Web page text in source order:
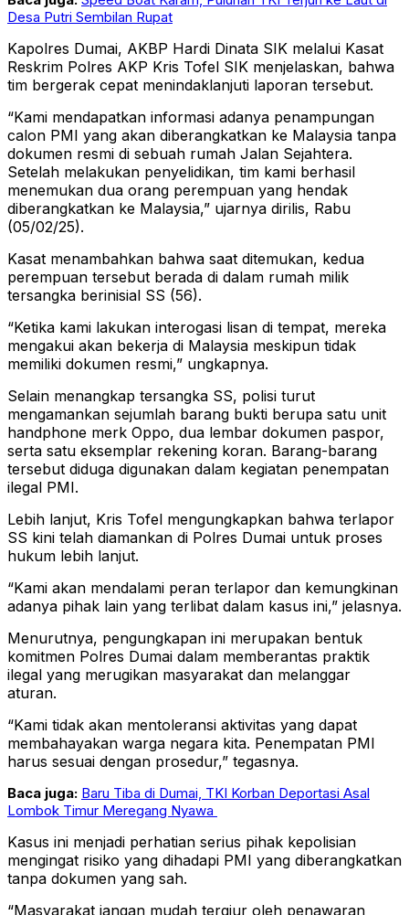
Desa Putri Sembilan Rupat
Kapolres Dumai, AKBP Hardi Dinata SIK melalui Kasat
Reskrim Polres AKP Kris Tofel SIK menjelaskan, bahwa
tim bergerak cepat menindaklanjuti laporan tersebut.
“Kami mendapatkan informasi adanya penampungan
calon PMI yang akan diberangkatkan ke Malaysia tanpa
dokumen resmi di sebuah rumah Jalan Sejahtera.
Setelah melakukan penyelidikan, tim kami berhasil
menemukan dua orang perempuan yang hendak
diberangkatkan ke Malaysia,” ujarnya dirilis, Rabu
(05/02/25).
Kasat menambahkan bahwa saat ditemukan, kedua
perempuan tersebut berada di dalam rumah milik
tersangka berinisial SS (56).
“Ketika kami lakukan interogasi lisan di tempat, mereka
mengakui akan bekerja di Malaysia meskipun tidak
memiliki dokumen resmi,” ungkapnya.
Selain menangkap tersangka SS, polisi turut
mengamankan sejumlah barang bukti berupa satu unit
handphone merk Oppo, dua lembar dokumen paspor,
serta satu eksemplar rekening koran. Barang-barang
tersebut diduga digunakan dalam kegiatan penempatan
ilegal PMI.
Lebih lanjut, Kris Tofel mengungkapkan bahwa terlapor
SS kini telah diamankan di Polres Dumai untuk proses
hukum lebih lanjut.
“Kami akan mendalami peran terlapor dan kemungkinan
adanya pihak lain yang terlibat dalam kasus ini,” jelasnya.
Menurutnya, pengungkapan ini merupakan bentuk
komitmen Polres Dumai dalam memberantas praktik
ilegal yang merugikan masyarakat dan melanggar
aturan.
“Kami tidak akan mentoleransi aktivitas yang dapat
membahayakan warga negara kita. Penempatan PMI
harus sesuai dengan prosedur,” tegasnya.
Baca juga: Baru Tiba di Dumai, TKI Korban Deportasi Asal
Lombok Timur Meregang Nyawa
Kasus ini menjadi perhatian serius pihak kepolisian
mengingat risiko yang dihadapi PMI yang diberangkatkan
tanpa dokumen yang sah.
“Masyarakat jangan mudah tergiur oleh penawaran